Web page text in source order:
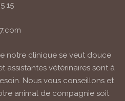
15
notre clinique se veut douce
assistantes vétérinaires sont à
Nous vous conseillons et
animal de compagnie soit